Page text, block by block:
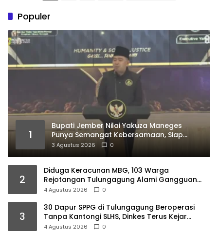
Populer
1
Bupati Jember Nilai Yakuza Maneges
Punya Semangat Kebersamaan, Siap
Bersinergi Bangun Daerah
3 Agustus 2026 0
2
Diduga Keracunan MBG, 103 Warga
Rejotangan Tulungagung Alami Gangguan
Pencernaan
4 Agustus 2026 0
3
30 Dapur SPPG di Tulungagung Beroperasi
Tanpa Kantongi SLHS, Dinkes Terus Kejar
Percepatan Izin
4 Agustus 2026 0